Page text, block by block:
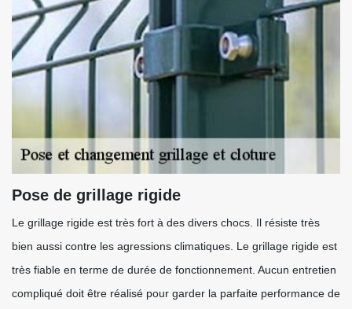
Pose de grillage rigide
Le grillage rigide est très fort à des divers chocs. Il résiste très
bien aussi contre les agressions climatiques. Le grillage rigide est
très fiable en terme de durée de fonctionnement. Aucun entretien
compliqué doit être réalisé pour garder la parfaite performance de